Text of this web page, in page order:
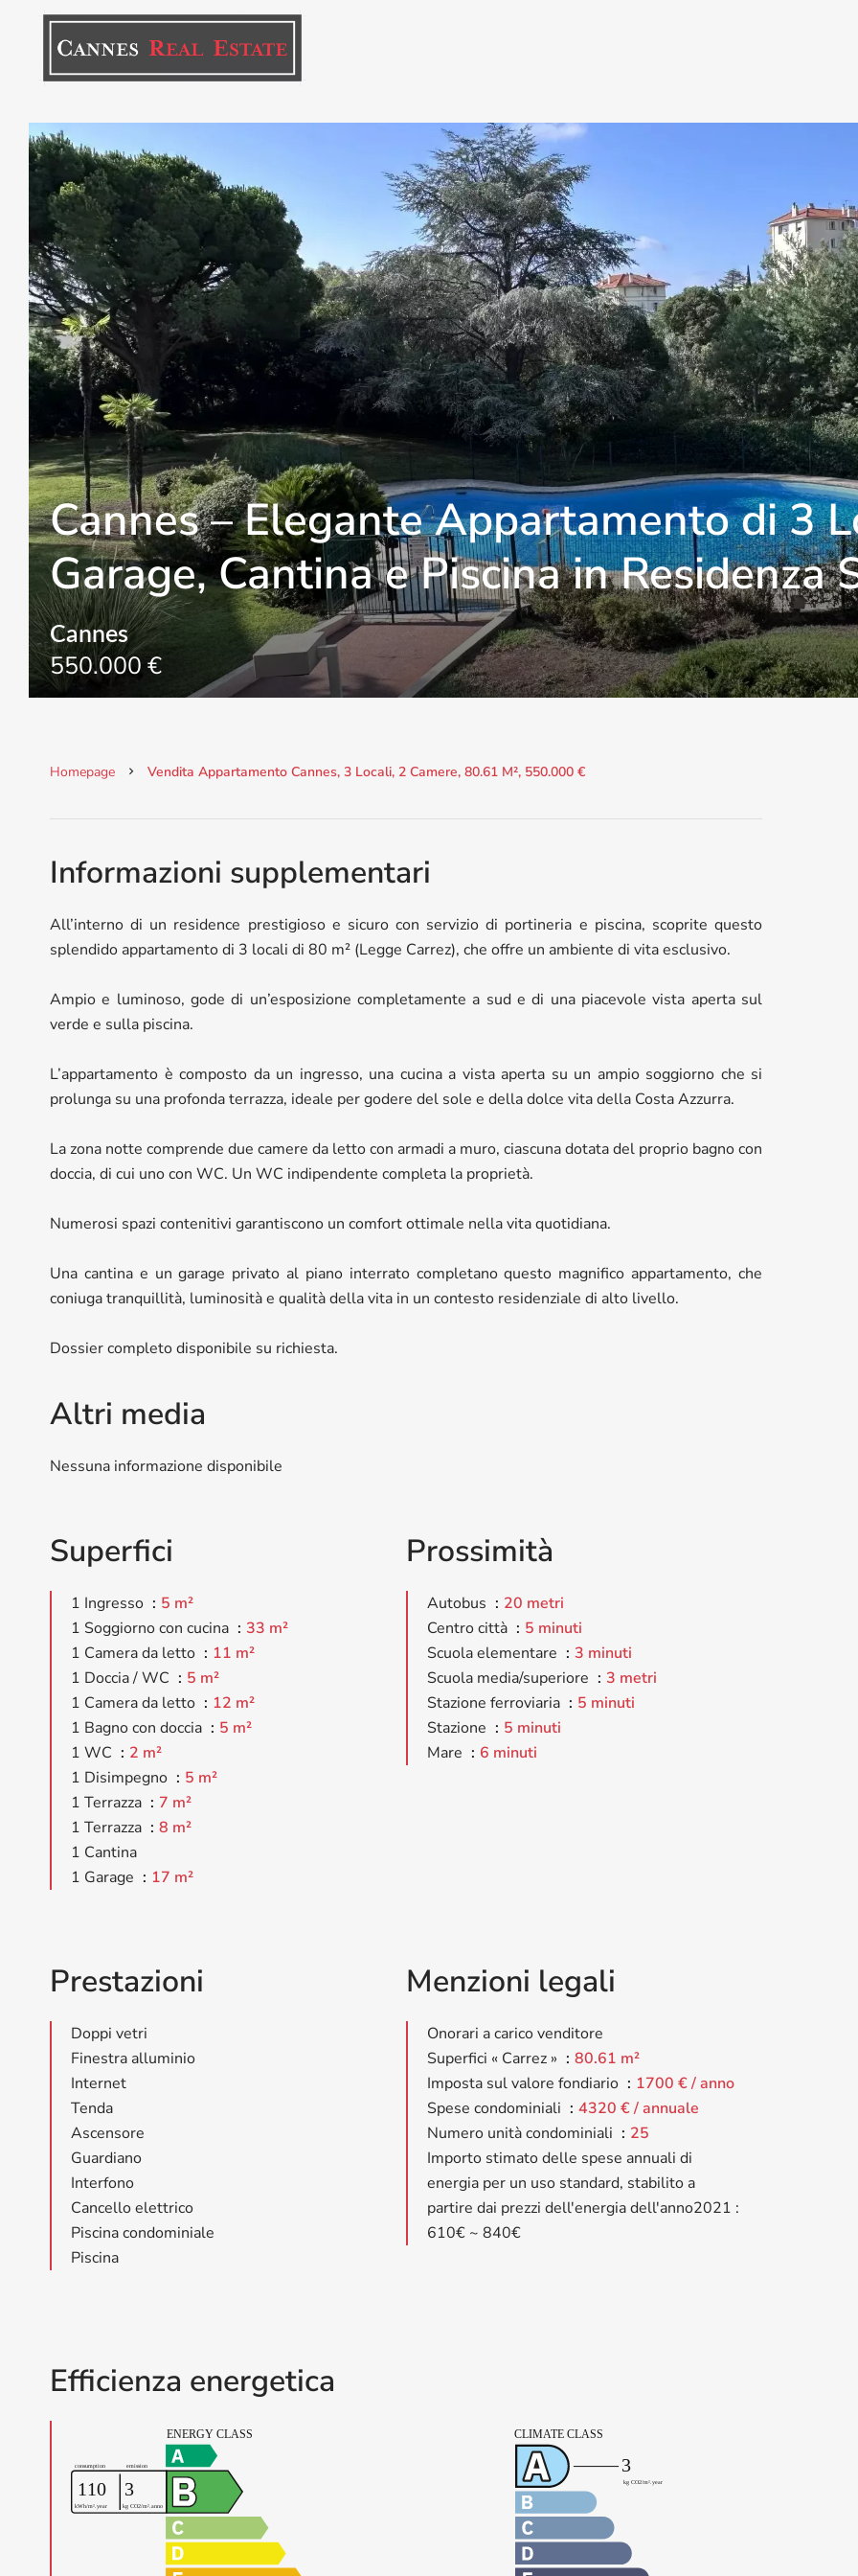
Cannes – Elegante Appartamento di 3
Garage, Cantina e Piscina in Residenza
Cannes
550.000 €
Homepage Vendita Appartamento Cannes, 3 Locali, 2 Camere, 80.61 M², 550.000 €
Informazioni supplementari
All’interno di un residence prestigioso e sicuro con servizio di portineria e piscina, scoprite questo
splendido appartamento di 3 locali di 80 m² (Legge Carrez), che offre un ambiente di vita esclusivo.
Ampio e luminoso, gode di un’esposizione completamente a sud e di una piacevole vista aperta sul
verde e sulla piscina.
L’appartamento è composto da un ingresso, una cucina a vista aperta su un ampio soggiorno che si
prolunga su una profonda terrazza, ideale per godere del sole e della dolce vita della Costa Azzurra.
La zona notte comprende due camere da letto con armadi a muro, ciascuna dotata del proprio bagno con
doccia, di cui uno con WC. Un WC indipendente completa la proprietà.
Numerosi spazi contenitivi garantiscono un comfort ottimale nella vita quotidiana.
Una cantina e un garage privato al piano interrato completano questo magnifico appartamento, che
coniuga tranquillità, luminosità e qualità della vita in un contesto residenziale di alto livello.
Dossier completo disponibile su richiesta.
Altri media
Nessuna informazione disponibile
Superfici
1 Ingresso
5 m²
1 Soggiorno con cucina
33 m²
1 Camera da letto
11 m²
1 Doccia / WC
5 m²
1 Camera da letto
12 m²
1 Bagno con doccia
5 m²
1 WC
2 m²
1 Disimpegno
5 m²
1 Terrazza
7 m²
1 Terrazza
8 m²
1 Cantina
1 Garage
17 m²
Prossimità
Autobus
20 metri
Centro città
5 minuti
Scuola elementare
3 minuti
Scuola media/superiore
3 metri
Stazione ferroviaria
5 minuti
Stazione
5 minuti
Mare
6 minuti
Prestazioni
Doppi vetri
Finestra alluminio
Internet
Tenda
Ascensore
Guardiano
Interfono
Cancello elettrico
Piscina condominiale
Piscina
Menzioni legali
Onorari a carico venditore
Superfici « Carrez »
80.61 m²
Imposta sul valore fondiario
1700 € / anno
Spese condominiali
4320 € / annuale
Numero unità condominiali
25
Importo stimato delle spese annuali di
energia per un uso standard, stabilito a
partire dai prezzi dell'energia dell'anno2021 :
610€ ~ 840€
Efficienza energetica